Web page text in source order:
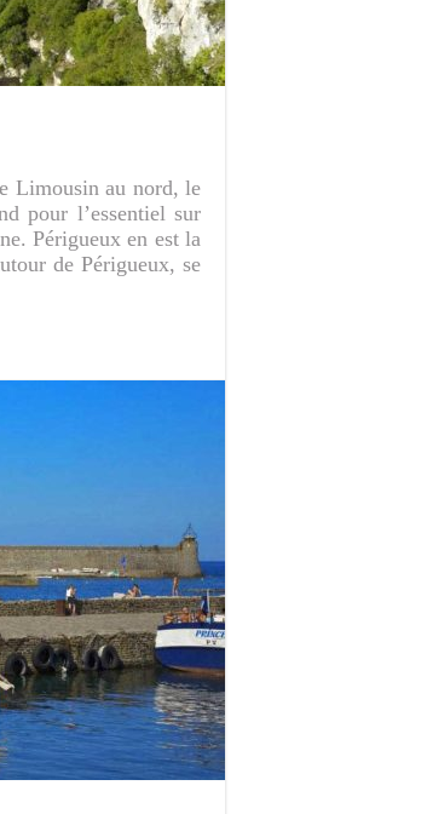
Limousin au nord, le
pour l’essentiel sur
Périgueux en est la
de Périgueux, se